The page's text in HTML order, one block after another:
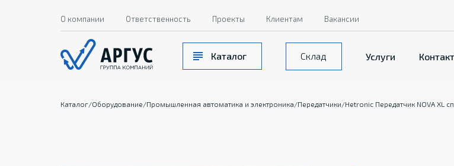
Каталог Склад Услуги
О компании Ответственность Проекты Клиентам Вакансии
Каталог/Оборудование/Промышленная автоматика и электроника/Передатчики/Hetronic Передатчик NOVA XL